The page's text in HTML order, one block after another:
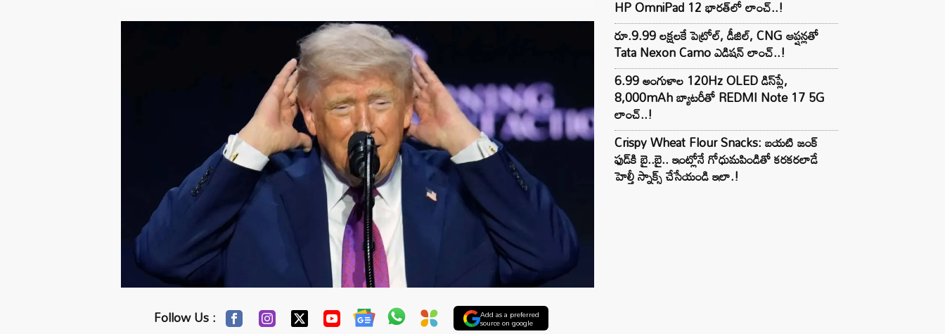
Follow Us : Add as a preferred
source on google
HP OmniPad 12 భారత్‌లో లాంచ్..!
రూ.9.99 లక్షలకే పెట్రోల్, డీజిల్, CNG ఆప్షన్లతో
Tata Nexon Camo ఎడిషన్ లాంచ్..!
6.99 అంగుళాల 120Hz OLED డిస్‌ప్లే,
8,000mAh బ్యాటరీతో REDMI Note 17 5G
లాంచ్..!
Crispy Wheat Flour Snacks: బయటి జంక్
ఫుడ్‌కి బై..బై.. ఇంట్లోనే గోధుమపిండితో కరకరలాడే
హెల్తీ స్నాక్స్ చేసేయండి ఇలా.!